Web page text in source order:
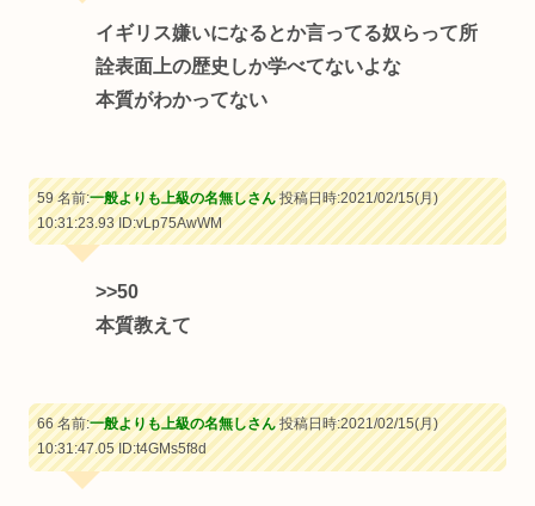
イギリス嫌いになるとか言ってる奴らって所
詮表面上の歴史しか学べてないよな
本質がわかってない
59 名前:一般よりも上級の名無しさん投稿日時:2021/02/15(月)
10:31:23.93ID:vLp75AwWM
>>50
本質教えて
66 名前:一般よりも上級の名無しさん投稿日時:2021/02/15(月)
10:31:47.05ID:t4GMs5f8d